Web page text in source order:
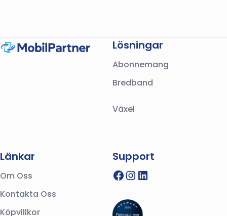
Lösningar
Abonnemang
Bredband
Växel
Länkar
Om Oss
Kontakta Oss
Köpvillkor
Support
Facebook
Instagram
LinkedIn